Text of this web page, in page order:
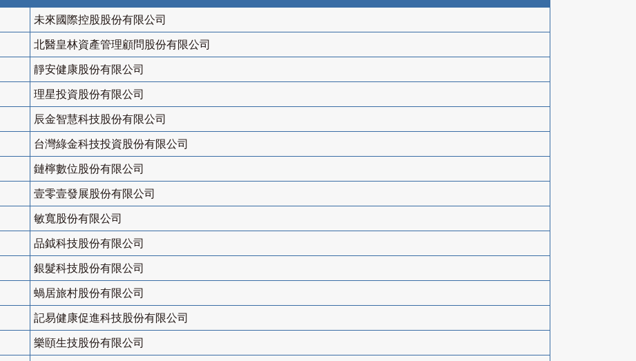
未來國際控股股份有限公司
北醫皇林資產管理顧問股份有限公司
靜安健康股份有限公司
理星投資股份有限公司
辰金智慧科技股份有限公司
台灣綠金科技投資股份有限公司
鏈檸數位股份有限公司
壹零壹發展股份有限公司
敏寬股份有限公司
品鉞科技股份有限公司
銀髮科技股份有限公司
蝸居旅村股份有限公司
記易健康促進科技股份有限公司
樂頤生技股份有限公司